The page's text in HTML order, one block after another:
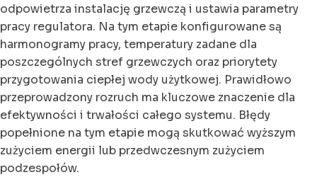
odpowietrza instalację grzewczą i ustawia parametry
pracy regulatora. Na tym etapie konfigurowane są
harmonogramy pracy, temperatury zadane dla
poszczególnych stref grzewczych oraz priorytety
przygotowania ciepłej wody użytkowej. Prawidłowo
przeprowadzony rozruch ma kluczowe znaczenie dla
efektywności i trwałości całego systemu. Błędy
popełnione na tym etapie mogą skutkować wyższym
zużyciem energii lub przedwczesnym zużyciem
podzespołów.